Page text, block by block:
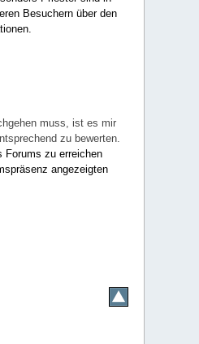
Besuchern über den
muss, ist es mir
zu bewerten.
Forums zu erreichen
angezeigten